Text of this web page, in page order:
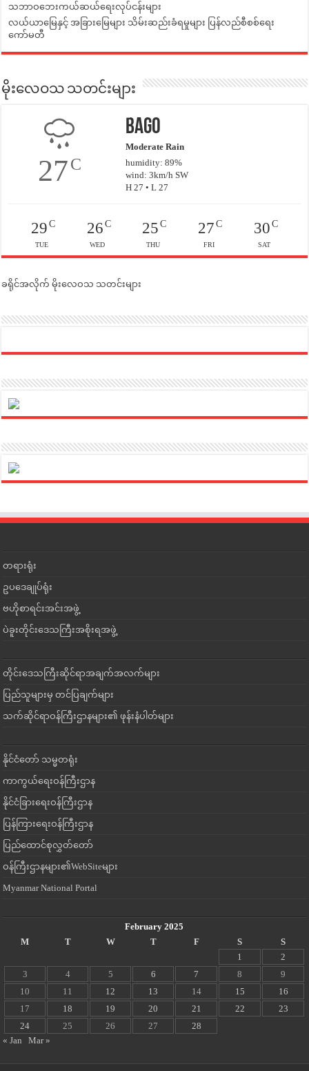
သဘာဝဘေးကယ်ဆယ်ရေးလုပ်ငန်းများ
လယ်ယာမြေနှင့် အခြားမြေများ သိမ်းဆည်းခံရမှုများ ပြန်လည်စီစစ်ရေး
ကော်မတီ
မိုးလေဝသ သတင်းများ
27C
Bago
Moderate Rain
humidity: 89%
wind: 3km/h SW
H 27 • L 27
29C
TUE
26C
WED
25 C
THU
27C
FRI
30C
SAT
ခရိုင်အလိုက် မိုးလေဝသ သတင်းများ
တရားရုံး
ဥပဒေချုပ်ရုံး
ဗဟိုစာရင်းအင်းအဖွဲ့
ပဲခူးတိုင်းဒေသကြီးအစိုးရအဖွဲ့
တိုင်းဒေသကြီးဆိုင်ရာအချက်အလက်များ
ပြည်သူများမှ တင်ပြချက်များ
သက်ဆိုင်ရာဝန်ကြီးဌာနများ၏ ဖုန်းနံပါတ်များ
နိုင်ငံတော် သမ္မတရုံး
ကာကွယ်ရေးဝန်ကြီးဌာန
နိုင်ငံခြားရေးဝန်ကြီးဌာန
ပြန်ကြားရေးဝန်ကြီးဌာန
ပြည်ထောင်စုလွှတ်တော်
ဝန်ကြီးဌာနများ၏WebSiteများ
Myanmar National Portal
February 2025
M
T W T F S
S
1
2
3
4 5 6 7 8
9
10
11 12 13 14 15
16
17
18 19 20 21 22
23
24
25 26 27
28
« Jan
Mar »